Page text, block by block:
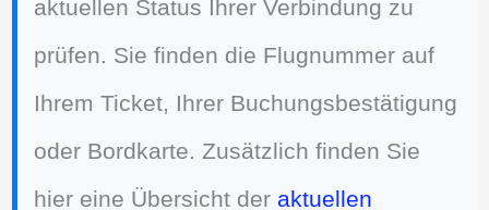
aktuellen Status Ihrer Verbindung zu
prüfen. Sie finden die Flugnummer auf
Ihrem Ticket, Ihrer Buchungsbestätigung
oder Bordkarte. Zusätzlich finden Sie
hier eine Übersicht der aktuellen